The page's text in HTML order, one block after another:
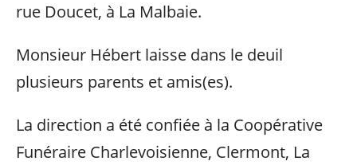
rue Doucet, à La Malbaie.
Monsieur Hébert laisse dans le deuil
plusieurs parents et amis(es).
La direction a été confiée à la Coopérative
Funéraire Charlevoisienne, Clermont, La